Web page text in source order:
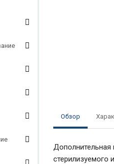
Обзор
Дополнительная
стерилизуемого